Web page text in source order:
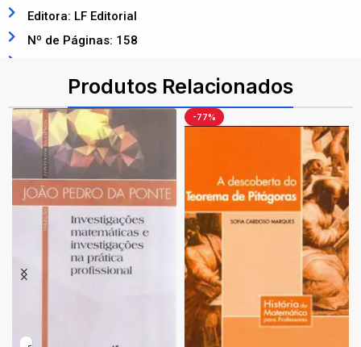
Editora: LF Editorial
Nº de Páginas: 158
Produtos Relacionados
-77%